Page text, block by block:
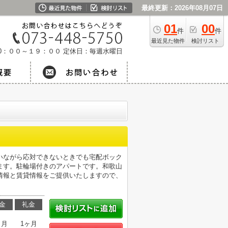
最終更新：2026年08月07日
01件
最近見た物件
00件
検討リスト
００～１９：００ 定休日：毎週水曜日
がら応対できないときでも宅配ボック
。駐輪場付きのアパートです。和歌山
と賃貸情報をご提供いたしますので、
礼金
1ヶ月